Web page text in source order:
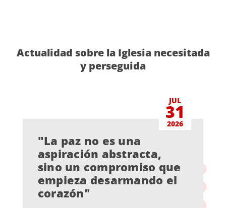
Actualidad sobre la Iglesia necesitada
y perseguida
JUL
31
2026
"La paz no es una
aspiración abstracta,
sino un compromiso que
empieza desarmando el
corazón"